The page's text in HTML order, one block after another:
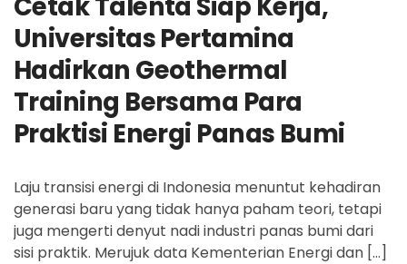
Universitas Pertamina
Hadirkan Geothermal
Training Bersama Para
Praktisi Energi Panas Bumi
Laju transisi energi di Indonesia menuntut kehadiran
generasi baru yang tidak hanya paham teori, tetapi
juga mengerti denyut nadi industri panas bumi dari
sisi praktik. Merujuk data Kementerian Energi dan […]